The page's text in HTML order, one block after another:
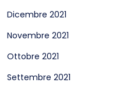
Dicembre 2021
Novembre 2021
Ottobre 2021
Settembre 2021